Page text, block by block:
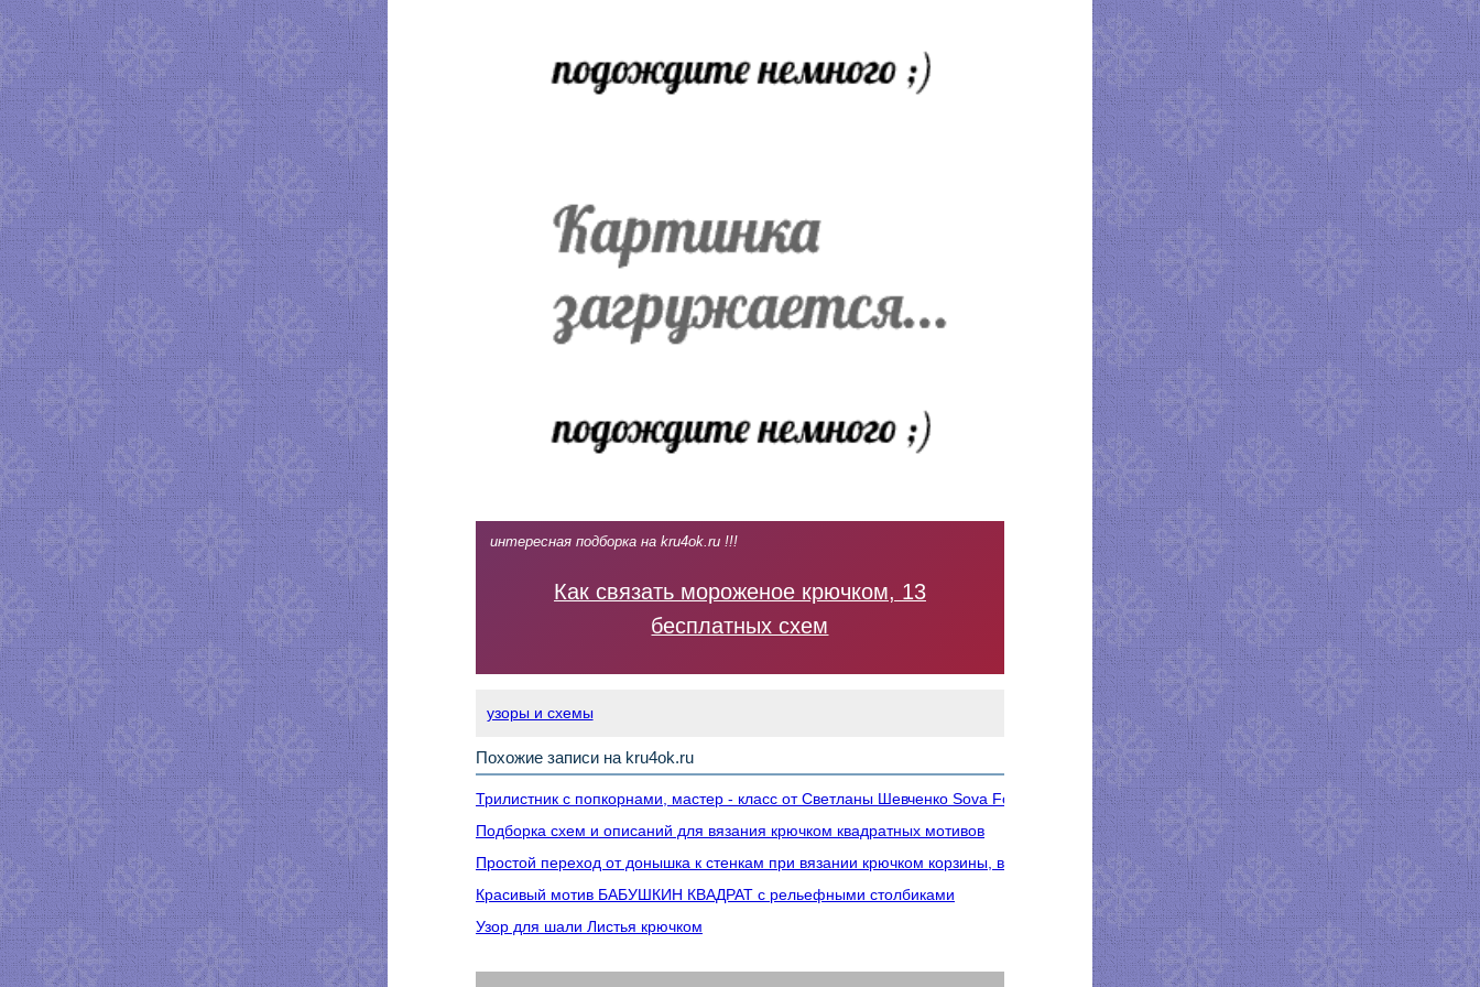
интересная подборка на kru4ok.ru !!!
Как связать мороженое крючком, 13
бесплатных схем
узоры и схемы
Похожие записи на kru4ok.ru
Трилистник с попкорнами, мастер - класс от Светланы Шевченко Sova Fotina
Подборка схем и описаний для вязания крючком квадратных мотивов
Простой переход от донышка к стенкам при вязании крючком корзины, видео-урок
Красивый мотив БАБУШКИН КВАДРАТ с рельефными столбиками
Узор для шали Листья крючком